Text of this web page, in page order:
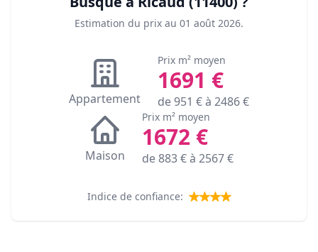
Estimation du prix au 01 août 2026.
Appartement
Prix m² moyen
1691 €
de951 € à 2486€
Maison
Prix m² moyen
1672€
de883€ à 2567€
Indice de confiance: